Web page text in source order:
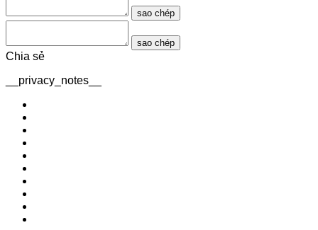
sao chép
sao chép
Chia sẻ
__privacy_notes__